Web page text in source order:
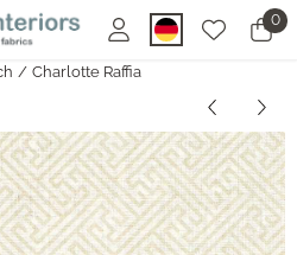
geschlossen. 0
/ Charlotte Raffia